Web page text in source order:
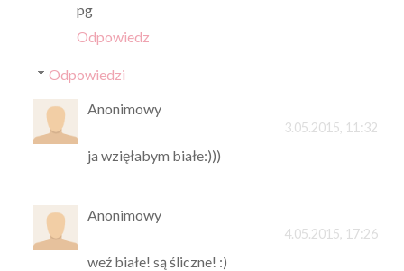
pg
Odpowiedz
Odpowiedzi
Anonimowy
3.05.2015, 11:32
ja wzięłabym białe:)))
Anonimowy
4.05.2015, 17:26
weź białe! są śliczne! :)